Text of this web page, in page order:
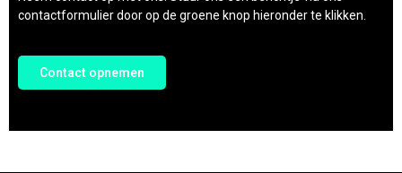
contactformulier door op de groene knop hieronder te klikken.
Contact opnemen